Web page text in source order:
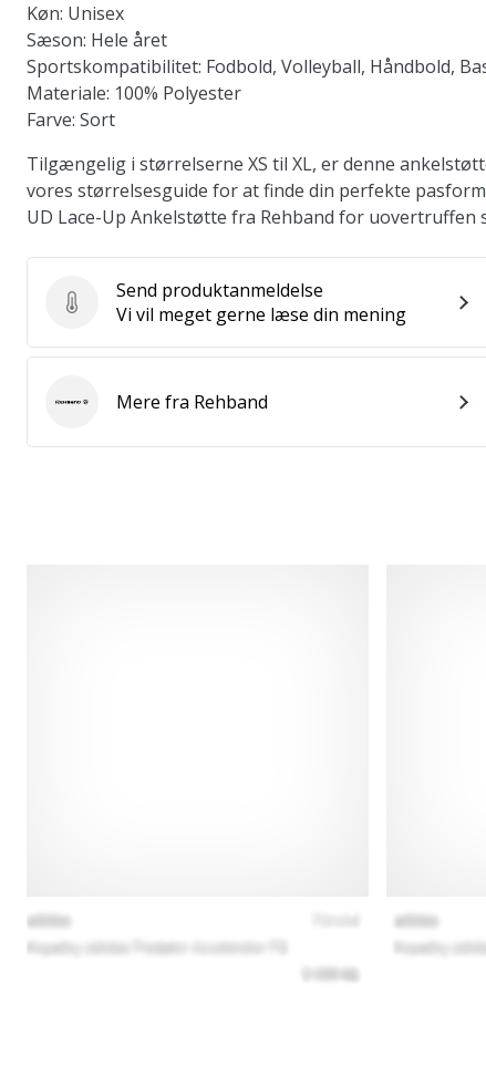
Køn: Unisex
Sæson: Hele året
Sportskompatibilitet: Fodbold, Volleyball, Håndbold,
Materiale: 100% Polyester
Farve: Sort
Tilgængelig i størrelserne XS til XL, er denne
vores størrelsesguide for at finde din perfekte
UD Lace-Up Ankelstøtte fra Rehband for
Send produktanmeldelse
Send produktanmeldelse
Vi vil meget gerne læse din mening
RehbandMere fra Rehband